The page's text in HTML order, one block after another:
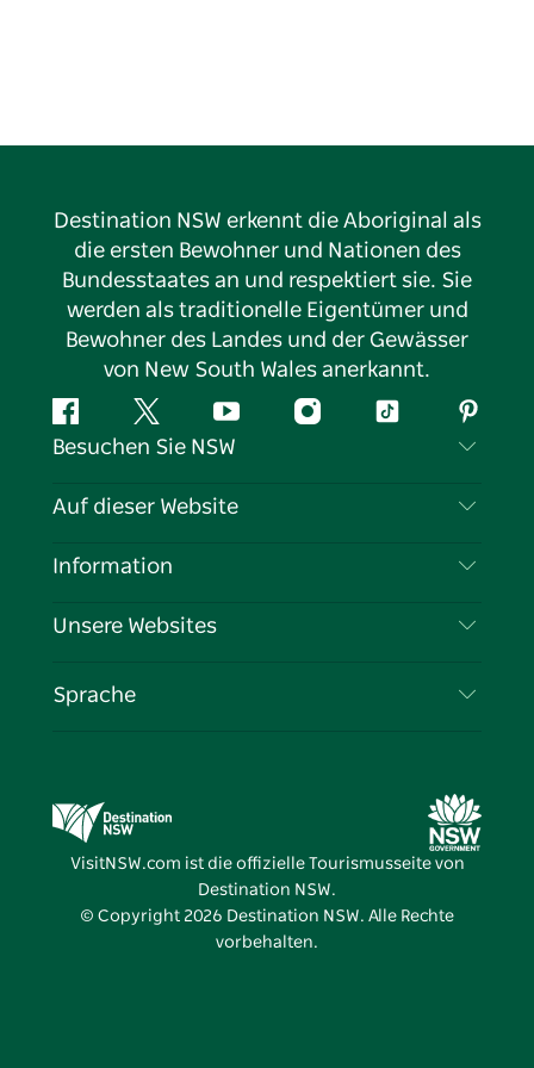
Destination NSW erkennt die Aboriginal als
die ersten Bewohner und Nationen des
Bundesstaates an und respektiert sie. Sie
werden als traditionelle Eigentümer und
Bewohner des Landes und der Gewässer
von New South Wales anerkannt.
FacebookTwitter YouTubeInstagramTikTok
Besuchen Sie NSW
Kontaktieren Sie uns
Cookie-Hinweis
Auf dieser Website
Reiseziele
Veranstaltungen
Information
Reiseinformationen
Unternehmen in NSW
Unsere Websites
Destination NSW Medienzentrum
Vivid Sydney
Sprache
VisitNSW.com ist die offizielle Tourismusseite von
Destination NSW.
© Copyright 2026 Destination NSW. Alle Rechte
vorbehalten.